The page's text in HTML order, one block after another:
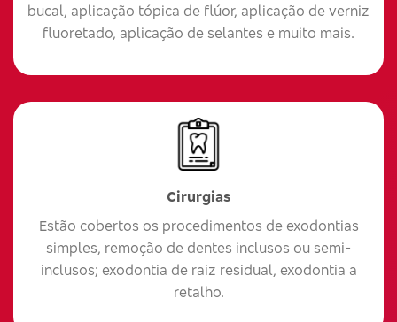
bucal, aplicação tópica de flúor, aplicação de verniz
fluoretado, aplicação de selantes e muito mais.
Cirurgias
Estão cobertos os procedimentos de exodontias
simples, remoção de dentes inclusos ou semi-
inclusos; exodontia de raiz residual, exodontia a
retalho.